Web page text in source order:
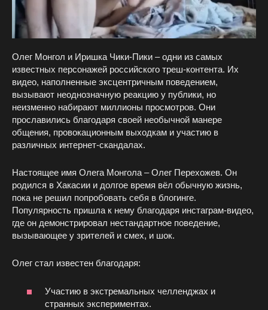
Олег Монгол и Иришка Чики-Пики – одни из самых
известных персонажей российского треш-контента. Их
видео, наполненные эксцентричным поведением,
вызывают неоднозначную реакцию у публики, но
неизменно набирают миллионы просмотров. Они
прославились благодаря своей необычной манере
общения, провокационным выходкам и участию в
различных интернет-скандалах.
Настоящее имя Олега Монгола – Олег Перехожев. Он
родился в Хакасии и долгое время вёл обычную жизнь,
пока не решил попробовать себя в блогинге.
Популярность пришла к нему благодаря инстаграм-видео,
где он демонстрировал нестандартное поведение,
вызывающее у зрителей и смех, и шок.
Олег стал известен благодаря:
Участию в экстремальных челленджах и
странных экспериментах.